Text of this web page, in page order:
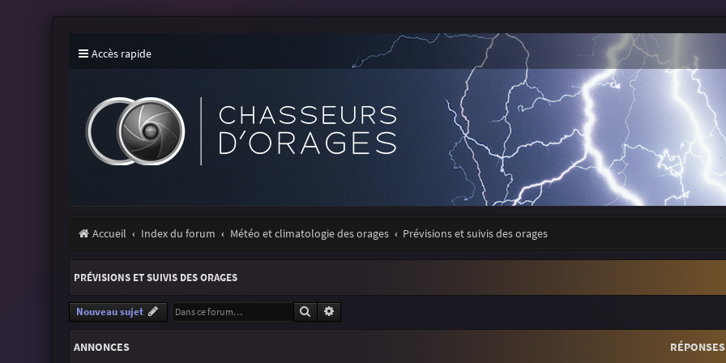
Accès rapide
Accueil Index du forum Météo et climatologie des orages Prévisions et suivis des orages
PRÉVISIONS ET SUIVIS DES ORAGES
Nouveau sujet Rechercher
ANNONCES RÉPONSES